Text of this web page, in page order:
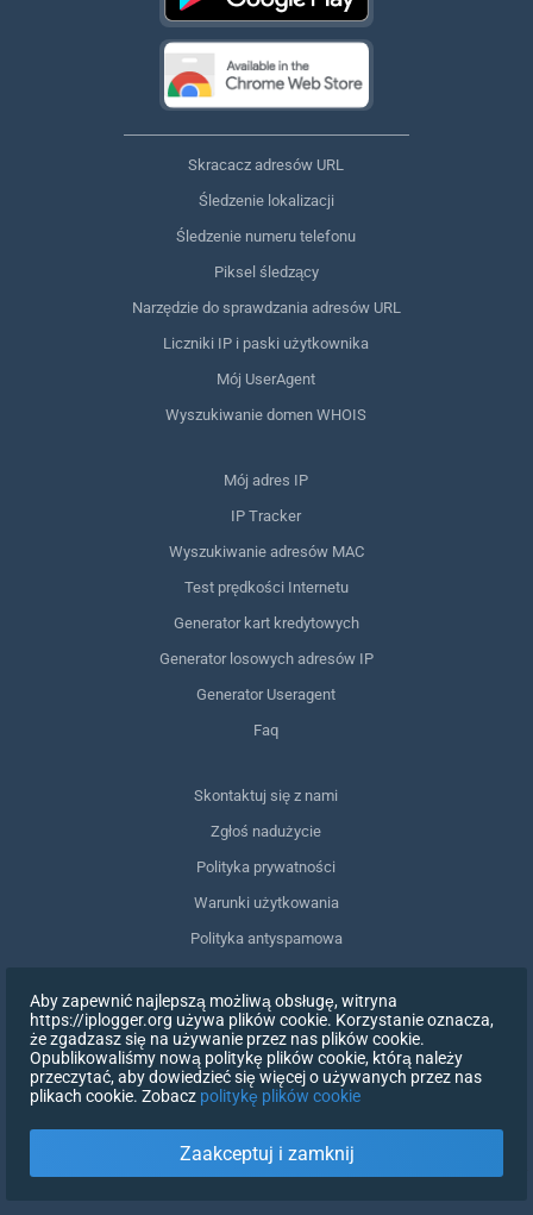
Skracacz adresów URL
Śledzenie lokalizacji
Śledzenie numeru telefonu
Piksel śledzący
Narzędzie do sprawdzania adresów URL
Liczniki IP i paski użytkownika
Mój UserAgent
Wyszukiwanie domen WHOIS
Mój adres IP
IP Tracker
Wyszukiwanie adresów MAC
Test prędkości Internetu
Generator kart kredytowych
Generator losowych adresów IP
Generator Useragent
Faq
Skontaktuj się z nami
Zgłoś nadużycie
Polityka prywatności
Warunki użytkowania
Polityka antyspamowa
Usuń moje dane
Wycofanie zgody
ZALOGUJ SIĘ
Aby zapewnić najlepszą możliwą obsługę, witryna
https://iplogger.org używa plików cookie. Korzystanie oznacza,
że zgadzasz się na używanie przez nas plików cookie.
Opublikowaliśmy nową politykę plików cookie, którą należy
przeczytać, aby dowiedzieć się więcej o używanych przez nas
plikach cookie. Zobacz politykę plików cookie
Zaakceptuj i zamknij